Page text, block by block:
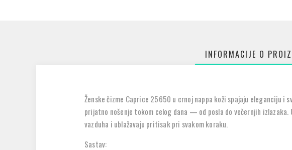
INFORMACIJE O
Ženske čizme Caprice 25650 u crnoj nappa koži spajaju eleganciju i
prijatno nošenje tokom celog dana — od posla do večernjih
vazduha i ublažavaju pritisak pri svakom koraku.
Sastav: